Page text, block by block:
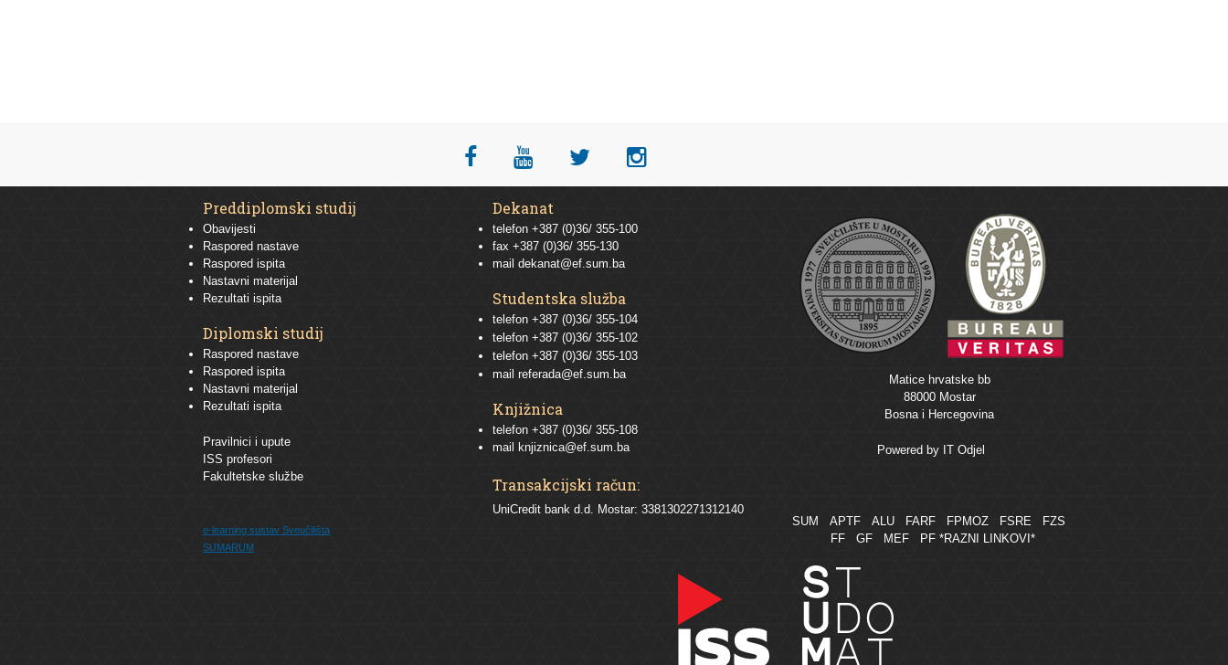
Preddiplomski studij
Obavijesti
Raspored nastave
Raspored ispita
Nastavni materijal
Rezultati ispita
Diplomski studij
Raspored nastave
Raspored ispita
Nastavni materijal
Rezultati ispita
Pravilnici i upute
ISS profesori
Fakultetske službe
e-learning sustav Sveučilišta
SUMARUM
Dekanat
telefon +387 (0)36/ 355-100
fax +387 (0)36/ 355-130
mail dekanat@ef.sum.ba
Studentska služba
telefon +387 (0)36/ 355-104
telefon +387 (0)36/ 355-102
telefon +387 (0)36/ 355-103
mail referada@ef.sum.ba
Knjižnica
telefon +387 (0)36/ 355-108
mail
knjiznica@ef.sum.ba
Transakcijski račun:
UniCredit bank d.d. Mostar: 3381302271312140
Matice hrvatske bb
88000 Mostar
Bosna i Hercegovina
Powered by IT Odjel
SUM APTF ALU FARF FPMOZ FSRE
FZS
FF
GF MEF PF *RAZNI LINKOVI*